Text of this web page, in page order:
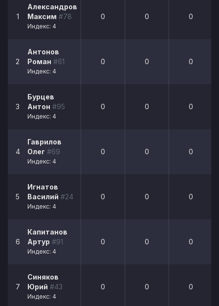
1
Александров
Максим #78
Индекс: 4
0 0 0
2
Антонов
Роман #61
Индекс: 4
0 0 0
3
Бурцев
Антон #95
Индекс: 4
0 0 0
4
Гаврилов
Олег #69
Индекс: 4
0 0 0
5
Игнатов
Василий #24
Индекс: 4
0 0 0
6
Капитанов
Артур #91
Индекс: 4
0 0 0
7
Синяков
Юрий #43
Индекс: 4
0 0 0